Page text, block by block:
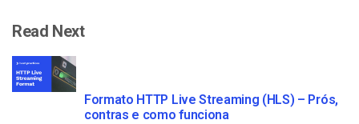
Read Next
Formato HTTP Live Streaming (HLS) – Prós,
contras e como funciona